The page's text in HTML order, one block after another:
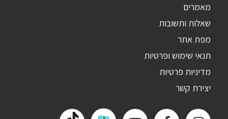
מאמרים
שאלות ותשובות
מפת אתר
תנאי שימוש ופרטיות
מדיניות פרטיות
יצירת קשר